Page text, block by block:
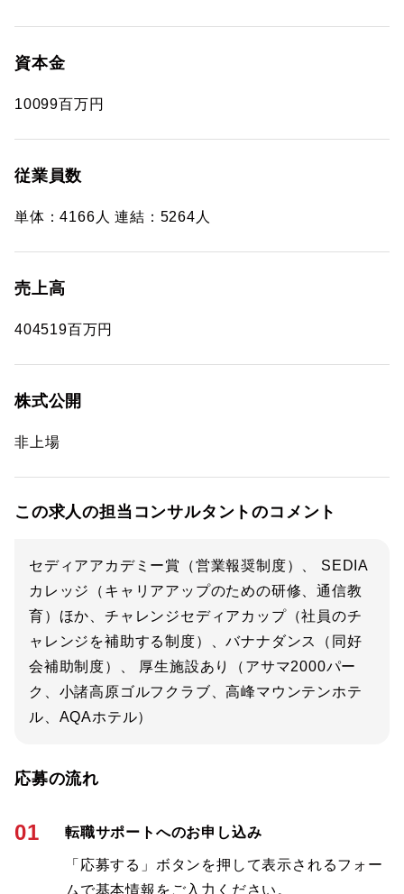
資本金
10099百万円
従業員数
単体：4166人 連結：5264人
売上高
404519百万円
株式公開
非上場
この求人の担当コンサルタントのコメント
セディアアカデミー賞（営業報奨制度）、 SEDIA
カレッジ（キャリアアップのための研修、通信教
育）ほか、チャレンジセディアカップ（社員のチ
ャレンジを補助する制度）、バナナダンス（同好
会補助制度）、 厚生施設あり（アサマ2000パー
ク、小諸高原ゴルフクラブ、高峰マウンテンホテ
ル、AQAホテル）
応募の流れ
01 転職サポートへのお申し込み
「応募する」ボタンを押して表示されるフォー
ムで基本情報をご入力ください。